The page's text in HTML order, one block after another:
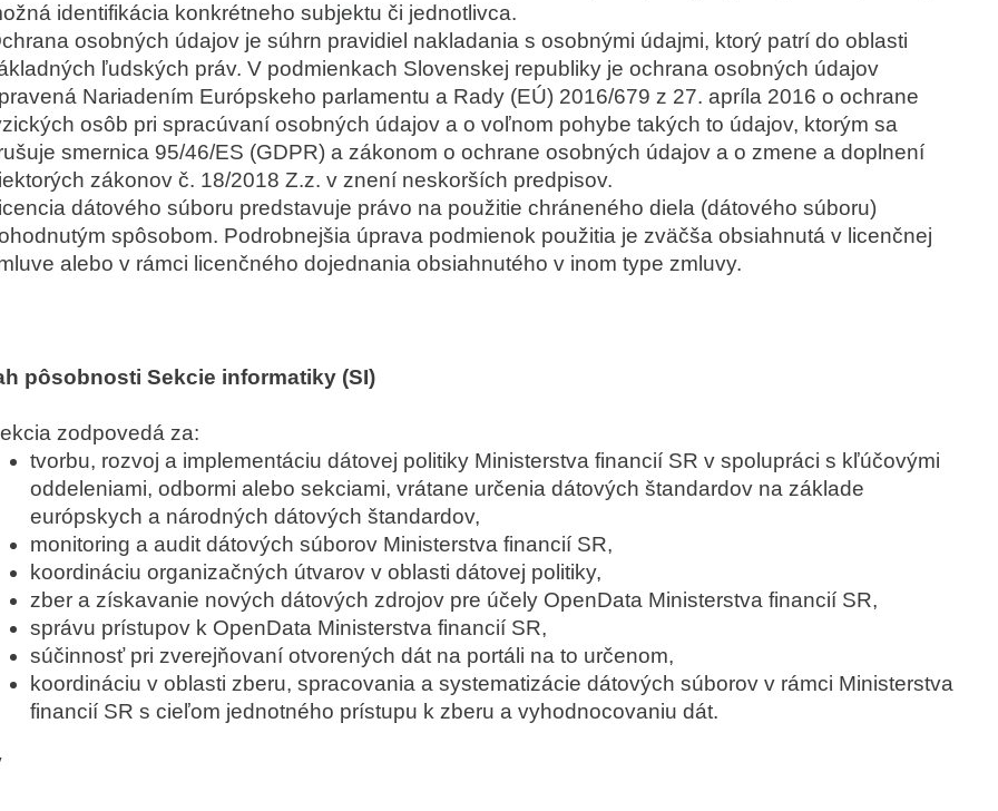
identifikácia konkrétneho subjektu či jednotlivca.
osobných údajov je súhrn pravidiel nakladania s osobnými údajmi, ktorý patrí do oblasti
ľudských práv. V podmienkach Slovenskej republiky je ochrana osobných údajov
Nariadením Európskeho parlamentu a Rady (EÚ) 2016/679 z 27. apríla 2016 o ochrane
osôb pri spracúvaní osobných údajov a o voľnom pohybe takých to údajov, ktorým sa
smernica 95/46/ES (GDPR) a zákonom o ochrane osobných údajov a o zmene a doplnení
zákonov č. 18/2018 Z.z. v znení neskorších predpisov.
dátového súboru predstavuje právo na použitie chráneného diela (dátového súboru)
spôsobom. Podrobnejšia úprava podmienok použitia je zväčša obsiahnutá v licenčnej
alebo v rámci licenčného dojednania obsiahnutého v inom type zmluvy.
pôsobnosti Sekcie informatiky (SI)
zodpovedá za:
tvorbu, rozvoj a implementáciu dátovej politiky Ministerstva financií SR v spolupráci s kľúčovými
oddeleniami, odbormi alebo sekciami, vrátane určenia dátových štandardov na základe
európskych a národných dátových štandardov,
monitoring a audit dátových súborov Ministerstva financií SR,
koordináciu organizačných útvarov v oblasti dátovej politiky,
zber a získavanie nových dátových zdrojov pre účely OpenData Ministerstva financií SR,
správu prístupov k OpenData Ministerstva financií SR,
súčinnosť pri zverejňovaní otvorených dát na portáli na to určenom,
koordináciu v oblasti zberu, spracovania a systematizácie dátových súborov v rámci Ministerstva
financií SR s cieľom jednotného prístupu k zberu a vyhodnocovaniu dát.